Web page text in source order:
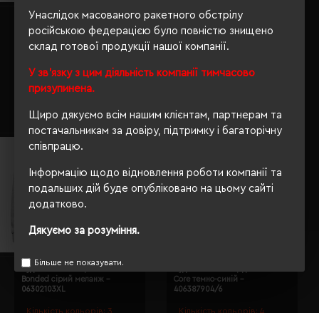
Унаслідок масованого ракетного обстрілу
російською федерацією було повністю знищено
склад готової продукції нашої компанії.
У зв'язку з цим діяльність компанії тимчасово
призупинена.
Щиро дякуємо всім нашим клієнтам, партнерам та
постачальникам за довіру, підтримку і багаторічну
співпрацю.
Інформацію щодо відновлення роботи компанії та
подальших дій буде опубліковано на цьому сайті
додатково.
Дякуємо за розуміння.
Більше не показувати.
Модель: 13251(SOL’S)
Худі SOL'S Slam сірий меланж -
13251350S
1841.18 грн
Детальніше...
Модель: 47000(SOL’S)
Худі на блискавці чоловіче
SOL'S Story червоний -
Детальніше...
Кількість кольорів: 3
Худі на блискавці чоловіче ID
Bonded сірий меланж -
06302103XL
Кількість кольорів: 4
Core темно-синій -
406387904/6